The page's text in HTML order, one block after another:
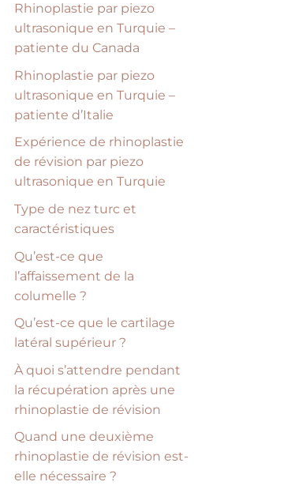
Rhinoplastie par piezo
ultrasonique en Turquie –
patiente du Canada
Rhinoplastie par piezo
ultrasonique en Turquie –
patiente d’Italie
Expérience de rhinoplastie
de révision par piezo
ultrasonique en Turquie
Type de nez turc et
caractéristiques
Qu’est-ce que
l’affaissement de la
columelle ?
Qu’est-ce que le cartilage
latéral supérieur ?
À quoi s’attendre pendant
la récupération après une
rhinoplastie de révision
Quand une deuxième
rhinoplastie de révision est-
elle nécessaire ?